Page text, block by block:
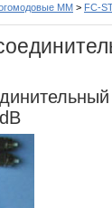
MM > FC-